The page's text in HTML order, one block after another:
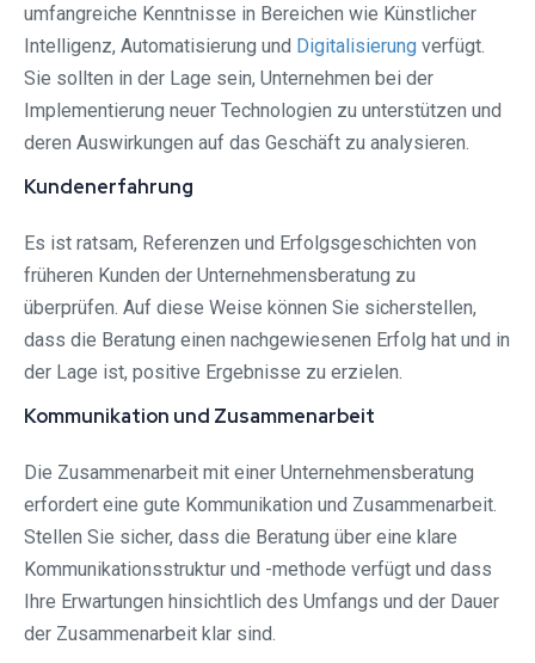
umfangreiche Kenntnisse in Bereichen wie Künstlicher
Intelligenz, Automatisierung und Digitalisierung verfügt.
Sie sollten in der Lage sein, Unternehmen bei der
Implementierung neuer Technologien zu unterstützen und
deren Auswirkungen auf das Geschäft zu analysieren.
Kundenerfahrung
Es ist ratsam, Referenzen und Erfolgsgeschichten von
früheren Kunden der Unternehmensberatung zu
überprüfen. Auf diese Weise können Sie sicherstellen,
dass die Beratung einen nachgewiesenen Erfolg hat und in
der Lage ist, positive Ergebnisse zu erzielen.
Kommunikation und Zusammenarbeit
Die Zusammenarbeit mit einer Unternehmensberatung
erfordert eine gute Kommunikation und Zusammenarbeit.
Stellen Sie sicher, dass die Beratung über eine klare
Kommunikationsstruktur und -methode verfügt und dass
Ihre Erwartungen hinsichtlich des Umfangs und der Dauer
der Zusammenarbeit klar sind.